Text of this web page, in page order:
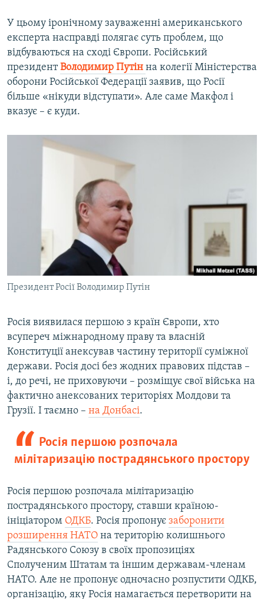
У цьому іронічному зауваженні американського
експерта насправді полягає суть проблем, що
відбуваються на сході Європи. Російський
президентВолодимир Путін на колегії Міністерства
оборони Російської Федерації заявив, що Росії
більше «нікуди відступати». Але саме Макфол і
вказує – є куди.
Президент Росії Володимир Путін
Росія виявилася першою з країн Європи, хто
всупереч міжнародному праву та власній
Конституції анексував частину території суміжної
держави. Росія досі без жодних правових підстав –
і, до речі, не приховуючи – розміщує свої війська на
фактично анексованих територіях Молдови та
Грузії. І таємно – на Донбасі.
Росія першою розпочала
мілітаризацію пострадянського простору
Росія першою розпочала мілітаризацію
пострадянського простору, ставши країною-
ініціатором ОДКБ. Росія пропонує заборонити
розширення НАТО на територію колишнього
Радянського Союзу в своїх пропозиціях
Сполученим Штатам та іншим державам-членам
НАТО. Але не пропонує одночасно розпустити ОДКБ,
організацію, яку Росія намагається перетворити на